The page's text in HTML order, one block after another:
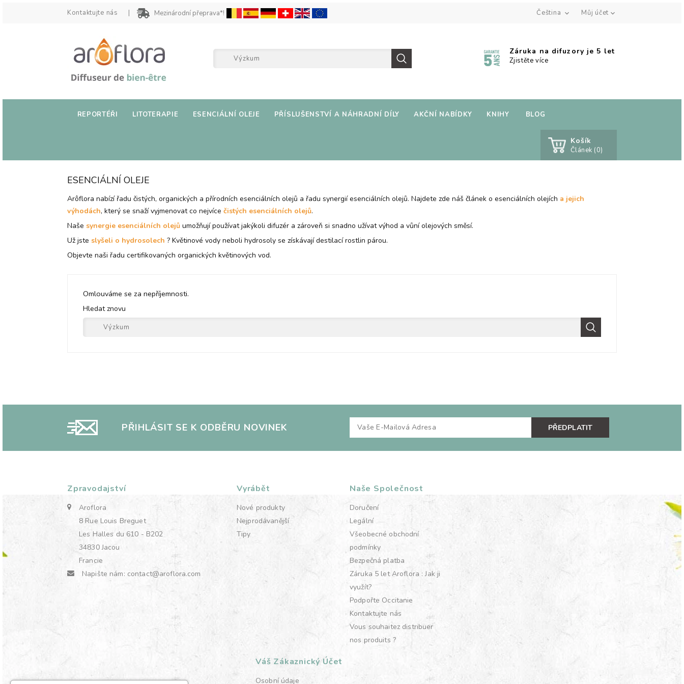
Kontaktujte nás Mezinárodní přeprava*! Čeština  Můj účet 
Záruka na difuzory je 5 let
Zjistěte více
REPORTÉŘI LITOTERAPIE ESENCIÁLNÍ OLEJE PŘÍSLUŠENSTVÍ A NÁHRADNÍ DÍLY AKČNÍ NABÍDKY KNIHY BLOG
Článek (0)
Košík
ESENCIÁLNÍ OLEJE
Arôflora nabízí řadu čistých, organických a přírodních esenciálních olejů a řadu synergií esenciálních olejů. Najdete zde náš článek o esenciálních olejích a jejich
výhodách, který se snaží vyjmenovat co nejvíce čistých esenciálních olejů.
Naše synergie esenciálních olejů umožňují používat jakýkoli difuzér a zároveň si snadno užívat výhod a vůní olejových směsí.
Už jste slyšeli o hydrosolech ? Květinové vody neboli hydrosoly se získávají destilací rostlin párou.
Objevte naši řadu certifikovaných organických květinových vod.
Omlouváme se za nepříjemnosti.
Hledat znovu
PŘIHLÁSIT SE K ODBĚRU NOVINEK
Zpravodajství
Aroflora
8 Rue Louis Breguet
Les Halles du 610 - B202
34830 Jacou
Francie
Napište nám: contact@aroflora.com
Vyrábět
Nové produkty
Nejprodávanější
Tipy
Naše Společnost
Doručení
Legální
Všeobecné obchodní
podmínky
Bezpečná platba
Záruka 5 let Aroflora : Jak ji
využít?
Podpořte Occitanie
Kontaktujte nás
Vous souhaitez distribuer
nos produits ?
Váš Zákaznický Účet
Osobní údaje